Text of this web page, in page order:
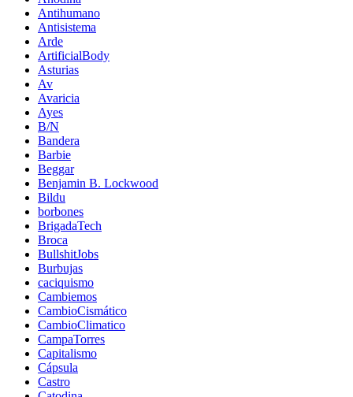
Antihumano
Antisistema
Arde
ArtificialBody
Asturias
Av
Avaricia
Ayes
B/N
Bandera
Barbie
Beggar
Benjamin B. Lockwood
Bildu
borbones
BrigadaTech
Broca
BullshitJobs
Burbujas
caciquismo
Cambiemos
CambioCismático
CambioClimatico
CampaTorres
Capitalismo
Cápsula
Castro